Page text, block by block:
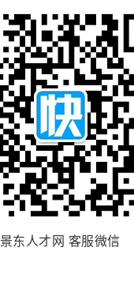
景东人才网 客服微信